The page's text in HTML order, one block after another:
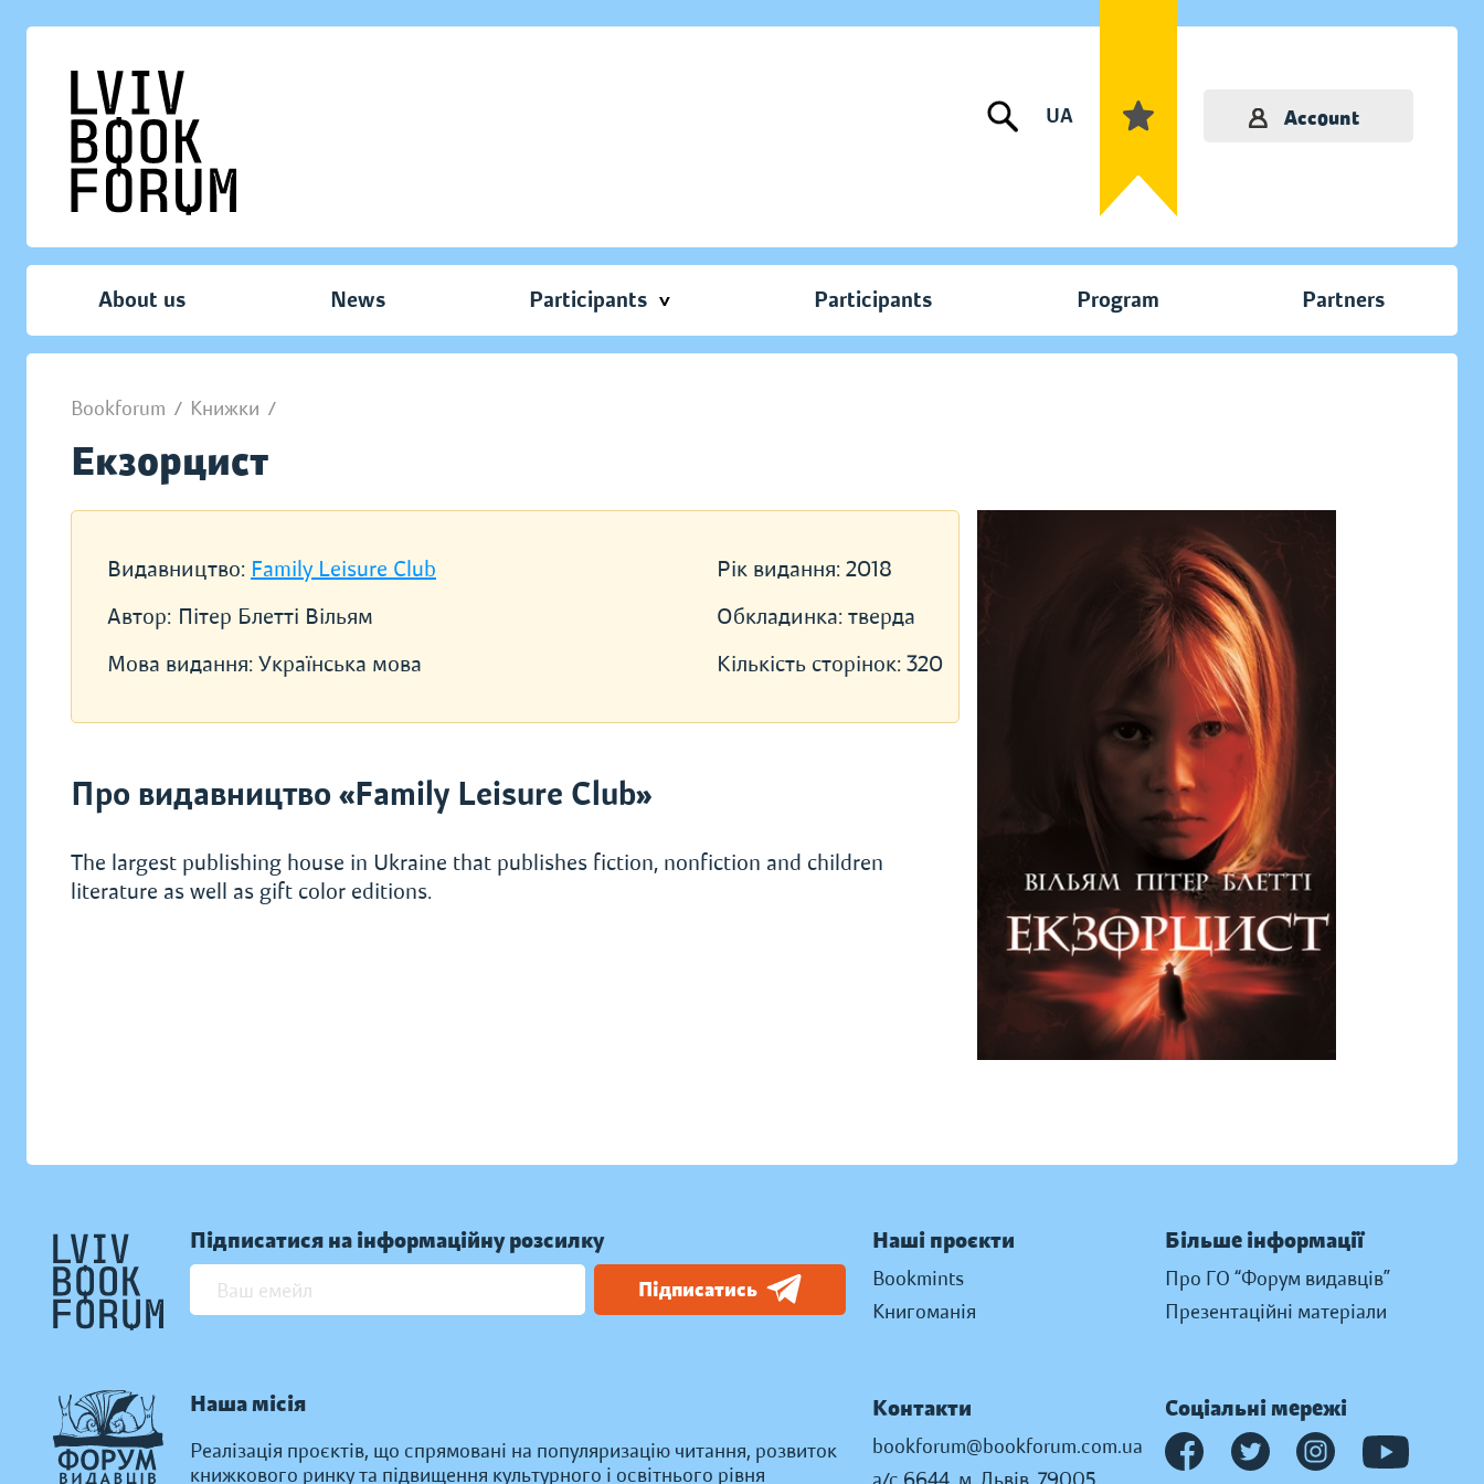
UA Account
About us News Participants Participants Program Partners
Bookforum / Книжки /
Екзорцист
Видавництво: Family Leisure Club
Автор: Пітер Блетті Вільям
Мова видання: Українська мова
Рік видання: 2018
Обкладинка: тверда
Кількість сторінок: 320
Про видавництво «Family Leisure Club»
The largest publishing house in Ukraine that publishes fiction, nonfiction and children
literature as well as gift color editions.
Підписатися на інформаційну розсилку
Підписатись
Наша місія
Реалізація проєктів, що спрямовані на популяризацію читання, розвиток
книжкового ринку та підвищення культурного і освітнього рівня
Наші проєкти
Bookmints
Книгоманія
Більше інформації
Про ГО “Форум видавців”
Презентаційні матеріали
Контакти
bookforum@bookforum.com.ua
Соціальні мережі